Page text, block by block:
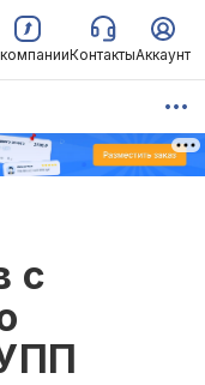
КонтактыАккаунт
с